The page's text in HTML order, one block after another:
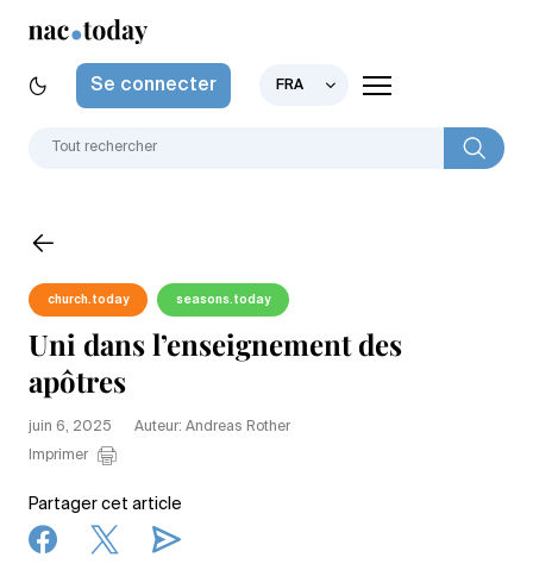
Se connecter FRA
church.today seasons.today
Uni dans l’enseignement des
apôtres
juin 6, 2025
Auteur: Andreas Rother
Imprimer
Partager cet article